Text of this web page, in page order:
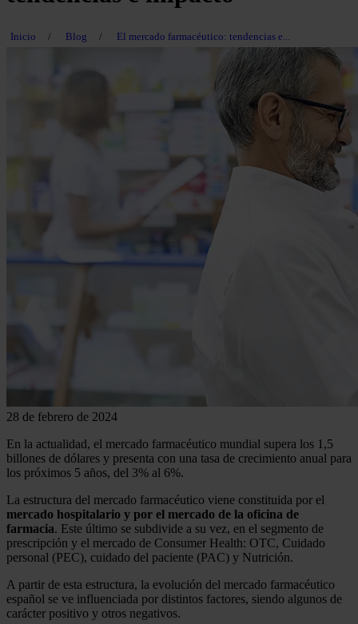
Inicio / Blog / El mercado farmacéutico: tendencias e...
28 de febrero de 2024
En la actualidad, el mercado farmacéutico mundial supera los 1,5
billones de dólares y presenta con una tasa de crecimiento anual para
los próximos 5 años, del 3% al 6%.
La estructura del mercado farmacéutico viene constituida por el
mercado hospitalario y por el mercado de la oficina de
farmacia. Este último se subdivide a su vez, en el segmento de
prescripción y el mercado de Consumer Health: OTC, Cuidado
personal (PEC), cuidado del paciente (PAC) y Nutrición.
A partir de esta estructura, la evolución del mercado farmacéutico
español se ve influenciada por distintos factores, siendo algunos de
carácter positivo y otros negativos.